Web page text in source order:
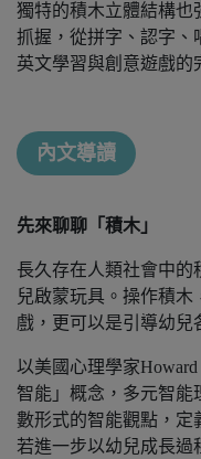
獨特的積木立體結構也
抓握，從拼字、認字、
英文學習與創意遊戲的
內文導讀
先來聊聊「積木」
長久存在人類社會中的
兒啟蒙玩具。操作積
戲，更可以是引導幼兒
以美國心理學家Howard
智能」概念，多元智能
數形式的智能觀點，定
若進一步以幼兒成長